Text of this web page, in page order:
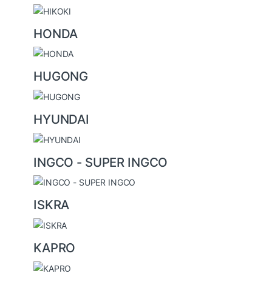
HONDA
HUGONG
HYUNDAI
INGCO - SUPER INGCO
ISKRA
KAPRO